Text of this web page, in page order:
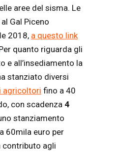
aree del sisma. Le
Gal Piceno
2018, a questo link
quanto riguarda gli
e all’insediamento la
stanziato diversi
agricoltori fino a 40
con scadenza 4
stanziamento
60mila euro per
contributo agli